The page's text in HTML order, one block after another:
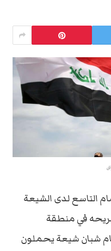
التاسع لدى الشيعة
في منطقة
شبان شيعة يحملون